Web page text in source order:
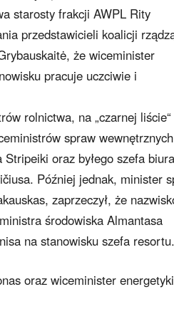
starosty frakcji AWPL Rity
przedstawicieli koalicji
że wiceminister
pracuje uczciwie i
rolnictwa, na „czarnej liście“
spraw wewnętrznych
oraz byłego szefa biura
Później jednak, minister
zaprzeczył, że
środowiska Almantasa
na stanowisku szefa resortu.
oraz wiceminister energetyki